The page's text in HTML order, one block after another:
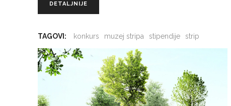
DETALJNIJE
TAGOVI: konkurs muzej stripa stipendije strip